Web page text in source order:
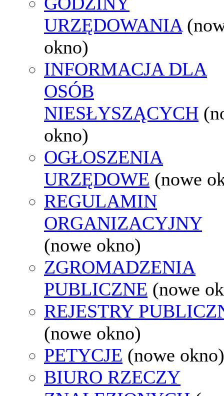
URZĘDOWANIA
okno)
INFORMACJA DLA
OSÓB
NIESŁYSZĄCYCH
okno)
OGŁOSZENIA
URZĘDOWE (nowe
REGULAMIN
ORGANIZACYJNY
(nowe okno)
ZGROMADZENIA
PUBLICZNE (nowe
REJESTRY
(nowe okno)
PETYCJE (nowe okno)
BIURO RZECZY